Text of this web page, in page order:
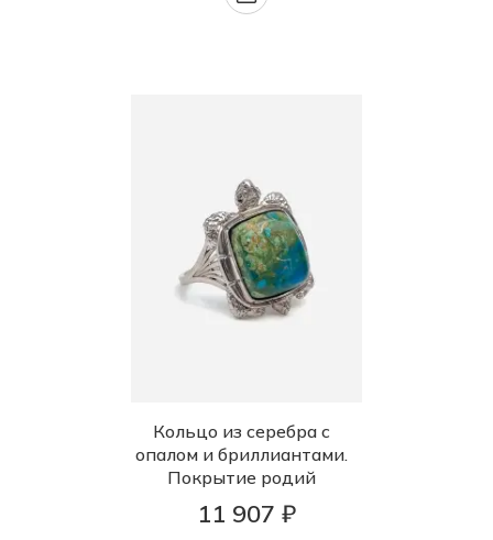
Кольцо из серебра с
опалом и бриллиантами.
Покрытие родий
11 907 ₽